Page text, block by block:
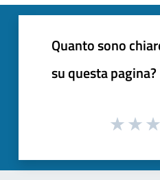
Quanto sono
su questa pagina?